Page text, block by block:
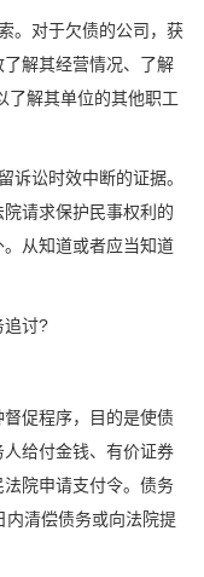
对于欠债的公司，获
解其经营情况、了解
了解其单位的其他职工
讼时效中断的证据。
院请求保护民事权利的
从知道或者应当知道
讨?
促程序，目的是使债
给付金钱、有价证券
院申请支付令。债务
内清偿债务或向法院提